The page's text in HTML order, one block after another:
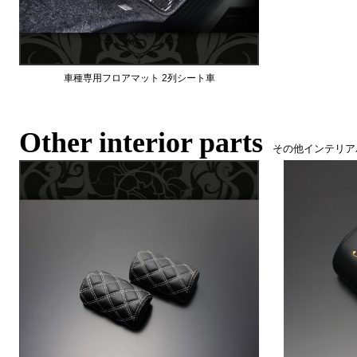
車種専用フロアマット 2列シート車
Other interior parts その他インテリ